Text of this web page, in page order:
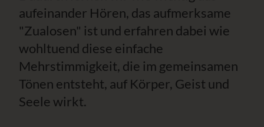
aufeinander Hören, das aufmerksame
"Zualosen" ist und erfahren dabei wie
wohltuend diese einfache
Mehrstimmigkeit, die im gemeinsamen
Tönen entsteht, auf Körper, Geist und
Seele wirkt.